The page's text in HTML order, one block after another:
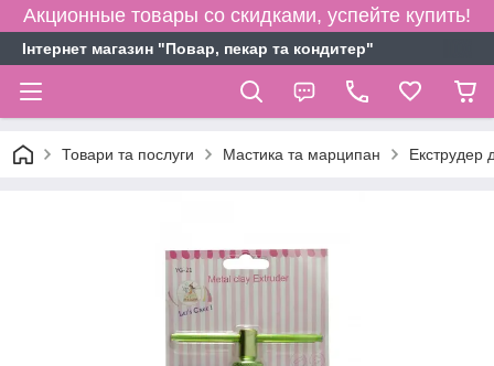
Акционные товары со скидками, успейте купить!
Інтернет магазин "Повар, пекар та кондитер"
Товари та послуги Мастика та марципан Екструдер